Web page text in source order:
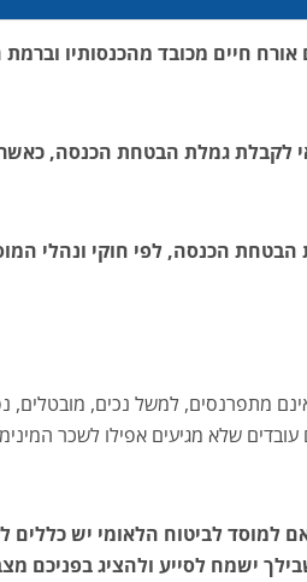
חיים מכובד מהכנסותיו וברמת
לקבלת גמלת הבטחת הכנסה, כאשר
הכנסה, לפי חוקי ונהלי
מתפרנסים, למשל נכים, מובטלים,
שלא מגיעים אפילו לשכר
למוסד לביטוח הלאומי יש כללים
ישמח לסייע ולהציג בפניכם